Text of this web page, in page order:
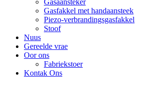
Gasaansteker
Gasfakkel met handaansteek
Piezo-verbrandingsgasfakkel
Stoof
Nuus
Gereelde vrae
Oor ons
Fabriekstoer
Kontak Ons